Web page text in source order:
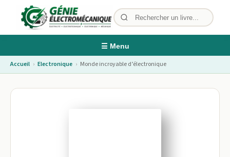
☰ Menu
Accueil › Electronique › Monde incroyable d’électronique